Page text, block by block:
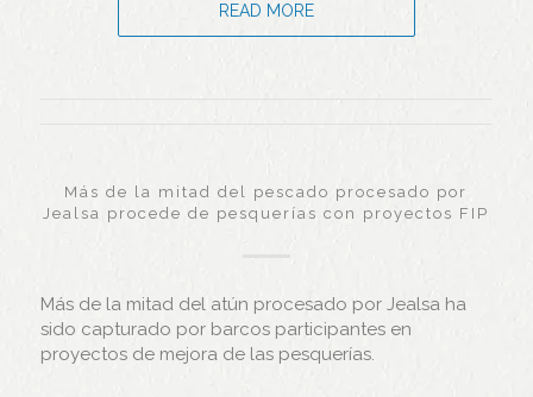
READ MORE
Más de la mitad del pescado procesado por
Jealsa procede de pesquerías con proyectos FIP
Más de la mitad del atún procesado por Jealsa ha
sido capturado por barcos participantes en
proyectos de mejora de las pesquerías.